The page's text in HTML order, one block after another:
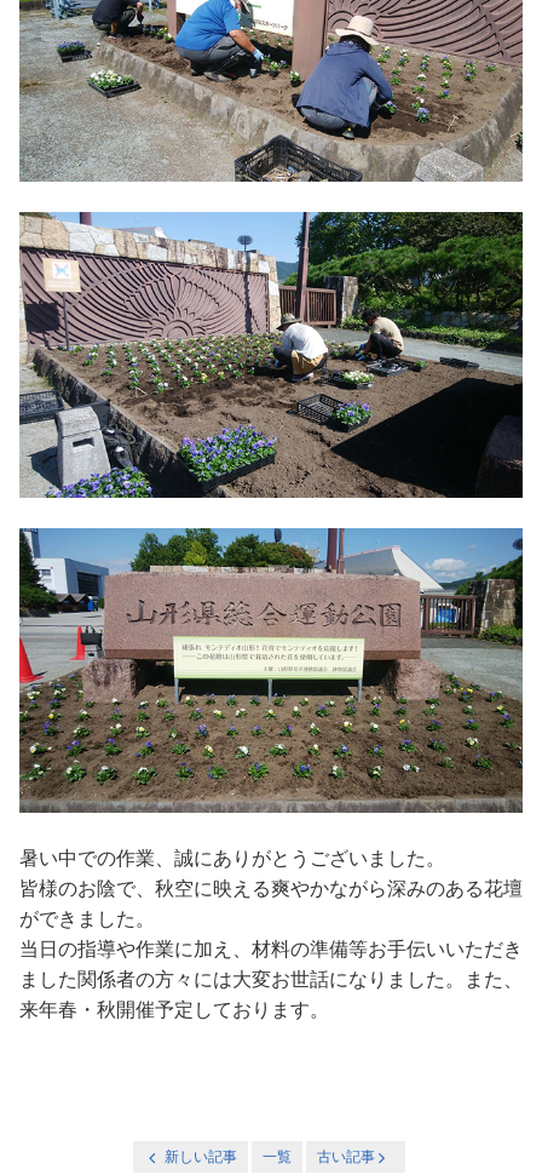
暑い中での作業、誠にありがとうございました。
皆様のお陰で、秋空に映える爽やかながら深みのある花壇
ができました。
当日の指導や作業に加え、材料の準備等お手伝いいただき
ました関係者の方々には大変お世話になりました。また、
来年春・秋開催予定しております。
新しい記事 一覧 古い記事